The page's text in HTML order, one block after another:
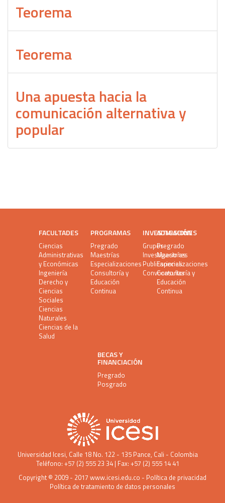
Teorema
Teorema
Una apuesta hacia la
comunicación alternativa y
popular
FACULTADES
Ciencias
Administrativas
y Económicas
Ingeniería
Derecho y
Ciencias
Sociales
Ciencias
Naturales
Ciencias de la
Salud
PROGRAMAS
Pregrado
Maestrías
Especializaciones
Consultoría y
Educación
Continua
INVESTIGACIÓN
Grupos
Investigaciones
Publicaciones
Convocatorias
ADMISIONES
Pregrado
Maestrías
Especializaciones
Consultoría y
Educación
Continua
BECAS Y
FINANCIACIÓN
Pregrado
Posgrado
Universidad Icesi, Calle 18 No. 122 - 135 Pance, Cali - Colombia
Teléfono: +57 (2) 555 23 34 | Fax: +57 (2) 555 14 41
Copyright © 2009 - 2017 www.icesi.edu.co - Política de privacidad
Política de tratamiento de datos personales